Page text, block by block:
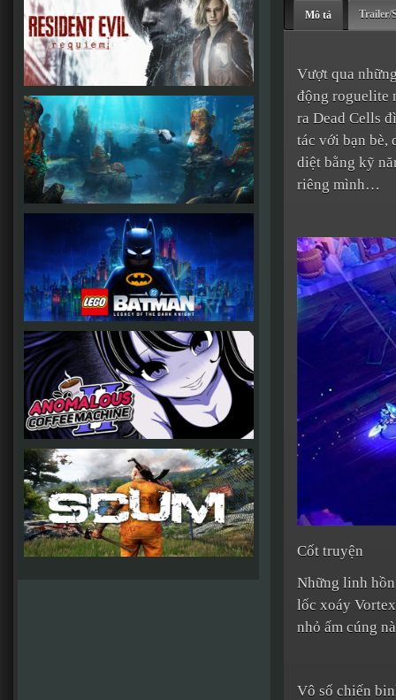
Mô tả Trailer/
Vượt qua
động roguelite
ra Dead Cells
tác với bạn bè,
diệt bằng kỹ
riêng mình…
Cốt truyện
Những linh
lốc xoáy
nhỏ ấm cúng
Vô số chiến